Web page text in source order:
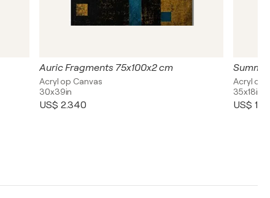
Auric Fragments 75x100x2 cm
Acryl op Canvas
30x39in
US$ 2.340
Acryl op
35x18in
US$